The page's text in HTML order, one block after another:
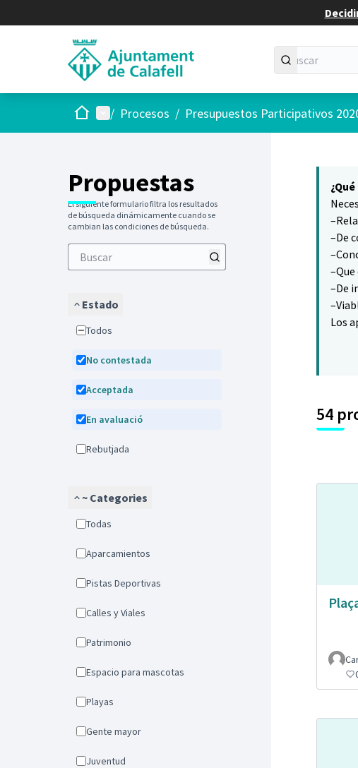
InicioMenú principal
/ Procesos / Presupuestos Participativos
Propuestas
El siguiente formulario filtra los resultados
de búsqueda dinámicamente cuando se
cambian las condiciones de búsqueda.
Estado
Todos
No contestada
Acceptada
En avaluació
Rebutjada
~ Categories
Todas
Aparcamientos
Pistas Deportivas
Calles y Viales
Patrimonio
Espacio para mascotas
Playas
Gente mayor
Juventud
–De
–De
Los
54